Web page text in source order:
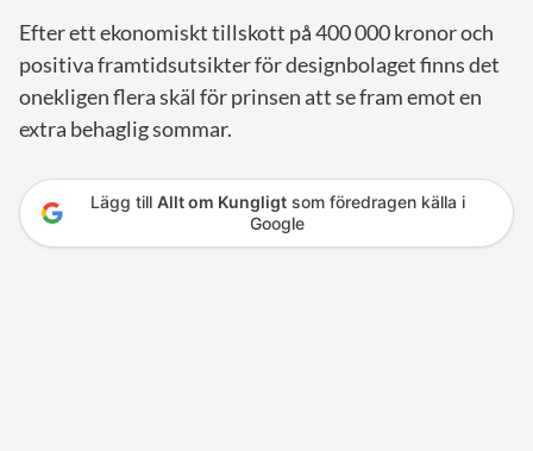
Efter ett ekonomiskt tillskott på 400 000 kronor och
positiva framtidsutsikter för designbolaget finns det
onekligen flera skäl för prinsen att se fram emot en
extra behaglig sommar.
Lägg till Allt om Kungligtsom föredragen källa i
Google